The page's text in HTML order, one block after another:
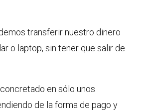
transferir nuestro dinero
o laptop, sin tener que salir de
en sólo unos
de la forma de pago y